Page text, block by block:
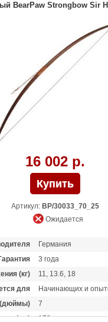
BearPaw Strongbow Sir
16 002 р.
Артикул: BP/30033_70_25
Ожидается
Германия
3 года
(кг)
11, 13.6, 18
для
Начинающих и
(дюймы)
7
(см)
178